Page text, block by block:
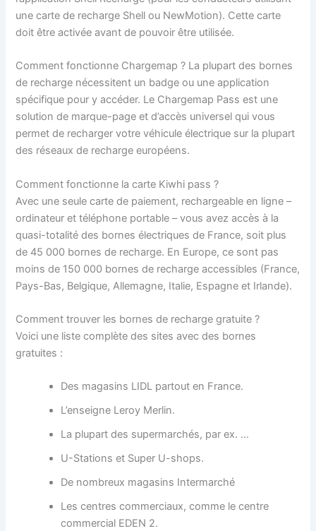
une carte de recharge Shell ou NewMotion). Cette carte
doit être activée avant de pouvoir être utilisée.
Comment fonctionne Chargemap ? La plupart des bornes
de recharge nécessitent un badge ou une application
spécifique pour y accéder. Le Chargemap Pass est une
solution de marque-page et d’accès universel qui vous
permet de recharger votre véhicule électrique sur la plupart
des réseaux de recharge européens.
Comment fonctionne la carte Kiwhi pass ?
Avec une seule carte de paiement, rechargeable en ligne –
ordinateur et téléphone portable – vous avez accès à la
quasi-totalité des bornes électriques de France, soit plus
de 45 000 bornes de recharge. En Europe, ce sont pas
moins de 150 000 bornes de recharge accessibles (France,
Pays-Bas, Belgique, Allemagne, Italie, Espagne et Irlande).
Comment trouver les bornes de recharge gratuite ?
Voici une liste complète des sites avec des bornes
gratuites :
Des magasins LIDL partout en France.
L’enseigne Leroy Merlin.
La plupart des supermarchés, par ex. …
U-Stations et Super U-shops.
De nombreux magasins Intermarché
Les centres commerciaux, comme le centre
commercial EDEN 2.